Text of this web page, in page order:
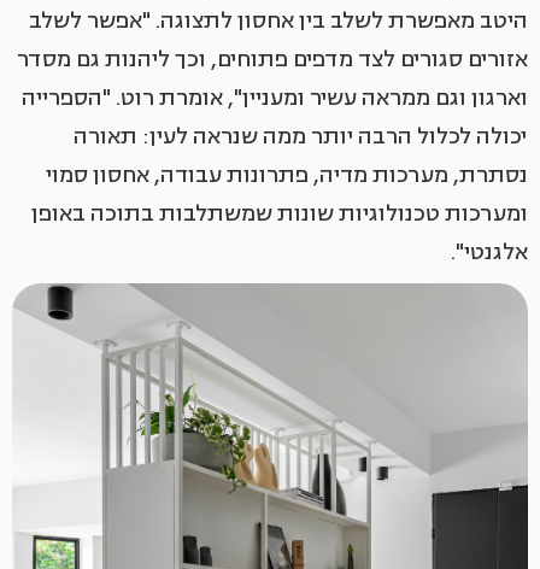
היטב מאפשרת לשלב בין אחסון לתצוגה. "אפשר לשלב
אזורים סגורים לצד מדפים פתוחים, וכך ליהנות גם מסדר
וארגון וגם ממראה עשיר ומעניין", אומרת רוט. "הספרייה
יכולה לכלול הרבה יותר ממה שנראה לעין: תאורה
נסתרת, מערכות מדיה, פתרונות עבודה, אחסון סמוי
ומערכות טכנולוגיות שונות שמשתלבות בתוכה באופן
אלגנטי".